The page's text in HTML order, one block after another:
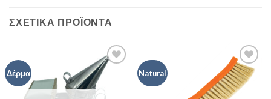
ΣΧΕΤΙΚΆ ΠΡΟΪΌΝΤΑ
Δέρμα
Add to
Wishlist
Natural
Add to
Wishlist